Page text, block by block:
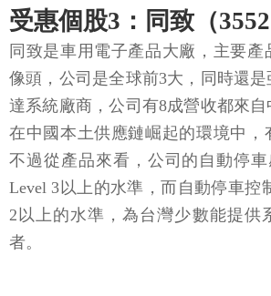
受惠個股3：同致（3552
同致是車用電子產品大廠，主要
像頭，公司是全球前3大，同時還
達系統廠商，公司有8成營收都來自
在中國本土供應鏈崛起的環境中，
不過從產品來看，公司的自動停
Level 3以上的水準，而自動停車控
2以上的水準，為台灣少數能提供
者。